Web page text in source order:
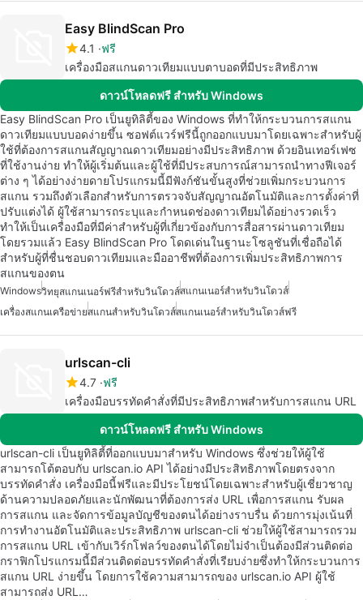
Easy BlindScan Pro
4.1
ฟรี
เครื่องมือสแกนดาวเทียมแบบตาบอดที่มีประสิทธิภาพ
ดาวน์โหลดฟรี สำหรับ Windows
Easy BlindScan Pro เป็นยูทิลิตี้ของ Windows ที่ทำให้กระบวนการสแกน
ดาวเทียมแบบบอดง่ายขึ้น ซอฟต์แวร์ฟรีนี้ถูกออกแบบมาโดยเฉพาะสำหรับผู้
ใช้ที่ต้องการสแกนสัญญาณดาวเทียมอย่างมีประสิทธิภาพ ด้วยอินเทอร์เฟซ
ที่ใช้งานง่าย ทำให้ผู้เริ่มต้นและผู้ใช้ที่มีประสบการณ์สามารถนำทางฟีเจอร์
ต่าง ๆ ได้อย่างง่ายดายโปรแกรมนี้มีฟังก์ชันขั้นสูงที่ช่วยเพิ่มกระบวนการ
สแกน รวมถึงตัวเลือกสำหรับการตรวจจับสัญญาณอัตโนมัติและการตั้งค่าที่
ปรับแต่งได้ ผู้ใช้สามารถระบุและกำหนดช่องดาวเทียมได้อย่างรวดเร็ว
ทำให้เป็นเครื่องมือที่มีค่าสำหรับผู้ที่เกี่ยวข้องกับการสื่อสารผ่านดาวเทียม
โดยรวมแล้ว Easy BlindScan Pro โดดเด่นในฐานะโซลูชันที่เชื่อถือได้
สำหรับผู้ที่ชื่นชอบดาวเทียมและมืออาชีพที่ต้องการเพิ่มประสิทธิภาพการ
สแกนของตน
Windowsวิทยุสแกนเนอร์ฟรีสำหรับวินโดวส์สแกนเนอร์สำหรับวินโดวส์
เครื่องสแกนเครือข่ายสแกนสำหรับวินโดวส์สแกนเนอร์สำหรับวินโดวส์ฟรี
urlscan-cli
4.7 ฟรี
เครื่องมือบรรทัดคำสั่งที่มีประสิทธิภาพสำหรับการสแกน URL
ดาวน์โหลดฟรี สำหรับ Windows
urlscan-cli เป็นยูทิลิตี้ที่ออกแบบมาสำหรับ Windows ซึ่งช่วยให้ผู้ใช้
สามารถโต้ตอบกับ urlscan.io API ได้อย่างมีประสิทธิภาพโดยตรงจาก
บรรทัดคำสั่ง เครื่องมือนี้ฟรีและมีประโยชน์โดยเฉพาะสำหรับผู้เชี่ยวชาญ
ด้านความปลอดภัยและนักพัฒนาที่ต้องการส่ง URL เพื่อการสแกน รับผล
การสแกน และจัดการข้อมูลบัญชีของตนได้อย่างราบรื่น ด้วยการมุ่งเน้นที่
การทำงานอัตโนมัติและประสิทธิภาพ urlscan-cli ช่วยให้ผู้ใช้สามารถรวม
การสแกน URL เข้ากับเวิร์กโฟลว์ของตนได้โดยไม่จำเป็นต้องมีส่วนติดต่อ
กราฟิกโปรแกรมนี้มีส่วนติดต่อบรรทัดคำสั่งที่เรียบง่ายซึ่งทำให้กระบวนการ
สแกน URL ง่ายขึ้น โดยการใช้ความสามารถของ urlscan.io API ผู้ใช้
สามารถส่ง URL…